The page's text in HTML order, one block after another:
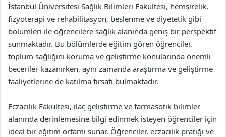
İstanbul Üniversitesi Sağlık Bilimleri Fakültesi, hemşirelik,
fizyoterapi ve rehabilitasyon, beslenme ve diyetetik gibi
bölümleri ile öğrencilere sağlık alanında geniş bir perspektif
sunmaktadır. Bu bölümlerde eğitim gören öğrenciler,
toplum sağlığını koruma ve geliştirme konularında önemli
beceriler kazanırken, aynı zamanda araştırma ve geliştirme
faaliyetlerine de katılma fırsatı bulmaktadır.
Eczacılık Fakültesi, ilaç geliştirme ve farmasötik bilimler
alanında derinlemesine bilgi edinmek isteyen öğrenciler için
ideal bir eğitim ortamı sunar. Öğrenciler, eczacılık pratiği ve